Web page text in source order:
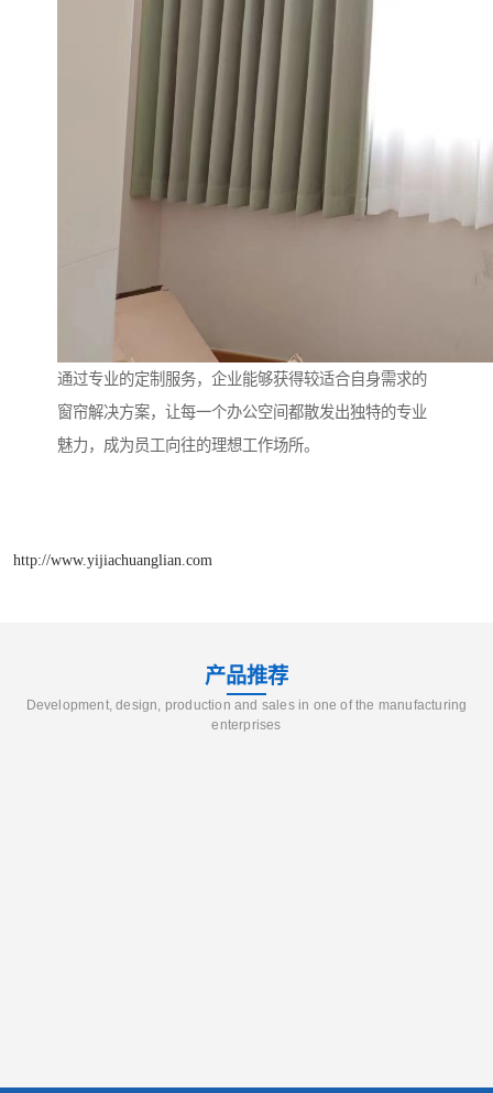
通过专业的定制服务，企业能够获得较适合自身需求的
窗帘解决方案，让每一个办公空间都散发出独特的专业
魅力，成为员工向往的理想工作场所。
http://www.yijiachuanglian.com
产品推荐
Development, design, production and sales in one of the manufacturing
enterprises